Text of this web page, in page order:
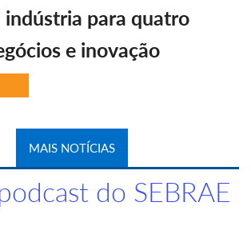
indústria para quatro
e inovação
MAIS NOTÍCIAS
do SEBRAE